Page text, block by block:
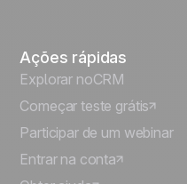
Ações rápidas
Explorar noCRM
Começar teste grátis
Participar de um webinar
Entrar na conta